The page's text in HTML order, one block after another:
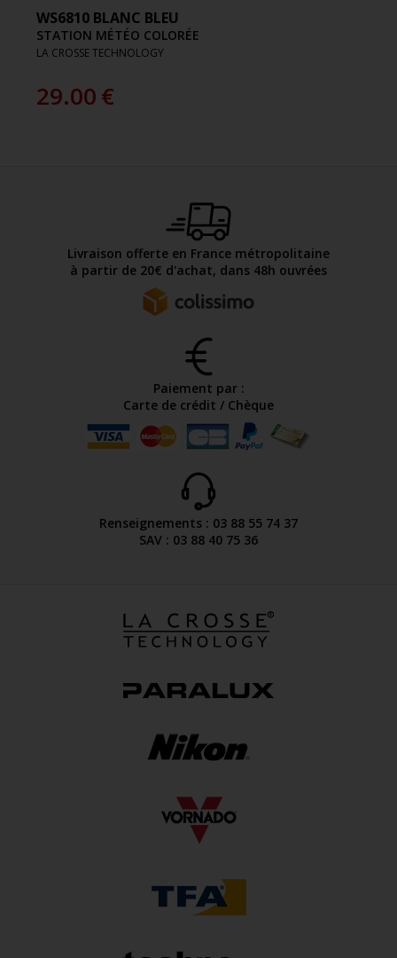
WS6810 BLANC BLEU
STATION MÉTÉO COLORÉE
LA CROSSE TECHNOLOGY
29.00€
Livraison offerte en France métropolitaine
à partir de 20€ d'achat, dans 48h ouvrées
Paiement par :
Carte de crédit / Chèque
Renseignements : 03 88 55 74 37
SAV : 03 88 40 75 36